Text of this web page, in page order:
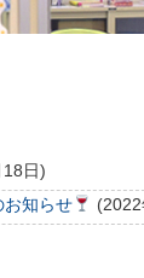
日)
お知らせ